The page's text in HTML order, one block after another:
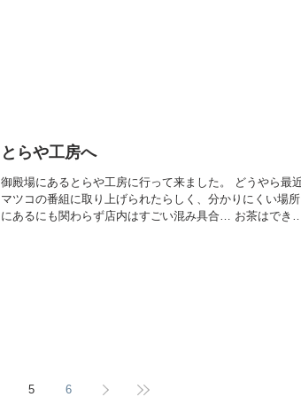
とらや工房へ
御殿場にあるとらや工房に行って来ました。 どうやら最近
マツコの番組に取り上げられたらしく、分かりにくい場所
にあるにも関わらず店内はすごい混み具合… お茶はできな
5 6